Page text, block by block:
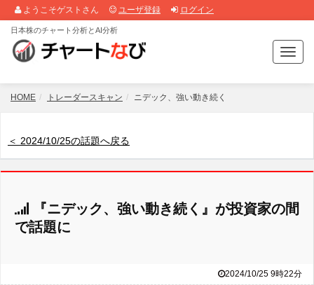
ようこそゲストさん ユーザ登録 ログイン
T
o
g
a
日本株のチャート分析とAI分析
HOME トレーダースキャン ニデック、強い動き続く
＜ 2024/10/25の話題へ戻る
『ニデック、強い動き続く』が投資家の間
で話題に
2024/10/25 9時22分